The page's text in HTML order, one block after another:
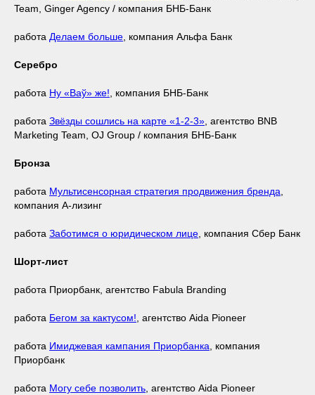
Team, Ginger Agency / компания БНБ-Банк
работа Делаем больше , компания Альфа Банк
Серебро
работа Ну «Ваў» же! , компания БНБ-Банк
работа Звёзды сошлись на карте «1-2-3» , агентство BNB
Marketing Team, OJ Group / компания БНБ-Банк
Бронза
работа Мультисенсорная стратегия продвижения бренда
компания А-лизинг
работа Заботимся о юридическом лице , компания Сбер Банк
Шорт-лист
работа Приорбанк, агентство Fabula Branding
работа Бегом за кактусом! , агентство Aida Pioneer
работа Имиджевая кампания Приорбанка , компания
Приорбанк
работа Могу себе позволить , агентство Aida Pioneer